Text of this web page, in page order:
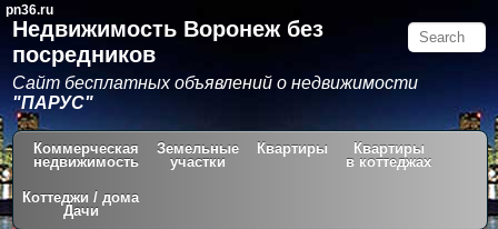
pn36.ru
Недвижимость Воронеж без
посредников
Сайт бесплатных объявлений о недвижимости
"ПАРУС"
Коммерческая
недвижимость
Земельные
участки
Квартиры
Квартиры
в коттеджах
Коттеджи / дома
Дачи